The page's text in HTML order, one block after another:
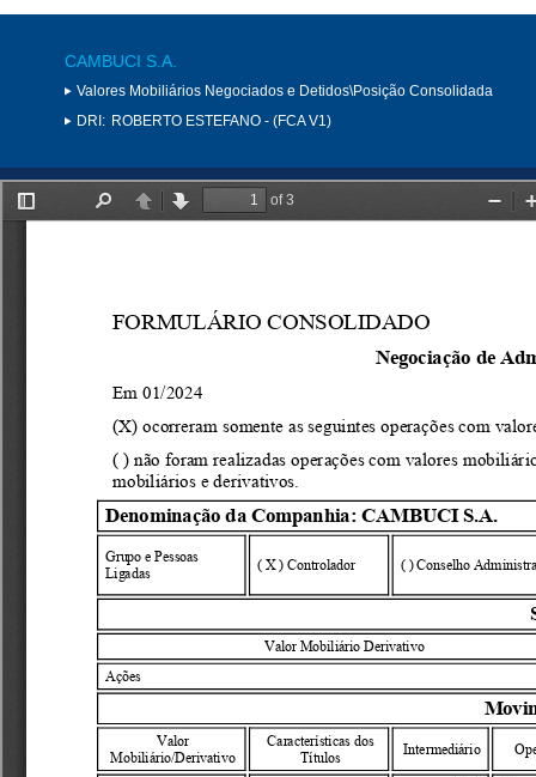
CAMBUCI S.A.
Valores Mobiliários Negociados e Detidos\Posição Consolidada
DRI: ROBERTO ESTEFANO - (FCA V1)